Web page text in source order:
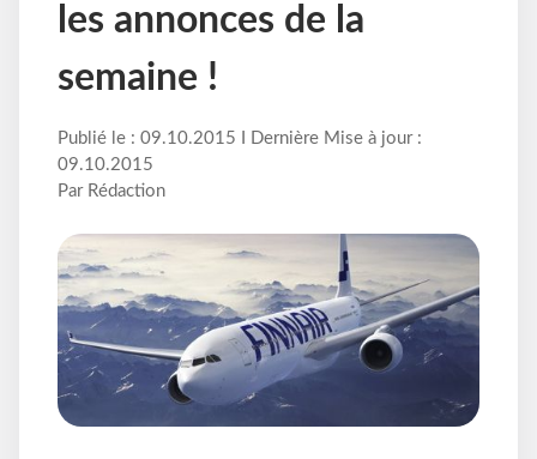
les annonces de la
semaine !
Publié le : 09.10.2015 I Dernière Mise à jour :
09.10.2015
Par Rédaction